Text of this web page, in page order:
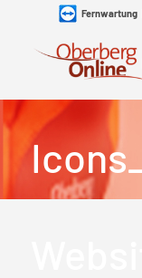
Fernwartung